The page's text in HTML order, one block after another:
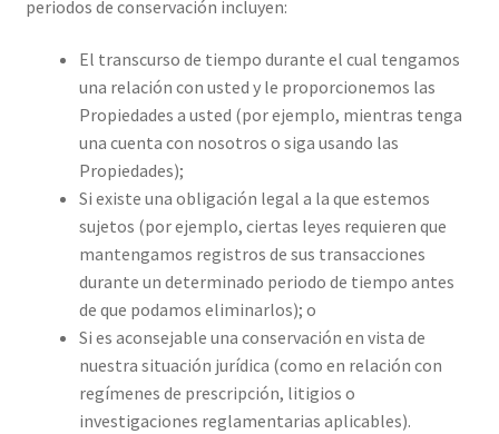
periodos de conservación incluyen:
El transcurso de tiempo durante el cual tengamos
una relación con usted y le proporcionemos las
Propiedades a usted (por ejemplo, mientras tenga
una cuenta con nosotros o siga usando las
Propiedades);
Si existe una obligación legal a la que estemos
sujetos (por ejemplo, ciertas leyes requieren que
mantengamos registros de sus transacciones
durante un determinado periodo de tiempo antes
de que podamos eliminarlos); o
Si es aconsejable una conservación en vista de
nuestra situación jurídica (como en relación con
regímenes de prescripción, litigios o
investigaciones reglamentarias aplicables).